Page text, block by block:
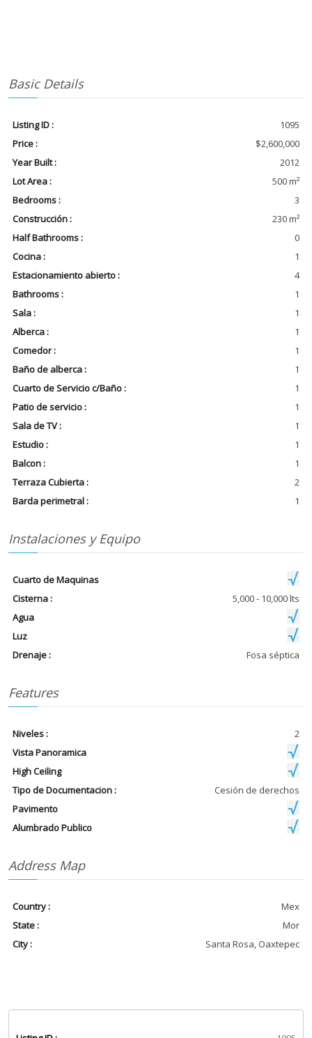
Basic Details
Listing ID :
1095
Price :
$2,600,000
Year Built :
2012
Lot Area :
500 m²
Bedrooms :
3
Construcción :
230 m²
Half Bathrooms :
0
Cocina :
1
Estacionamiento abierto :
4
Bathrooms :
1
Sala :
1
Alberca :
1
Comedor :
1
Baño de alberca :
1
Cuarto de Servicio c/Baño :
1
Patio de servicio :
1
Sala de TV :
1
Estudio :
1
Balcon :
1
Terraza Cubierta :
2
Barda perimetral :
1
Instalaciones y Equipo
Cuarto de Maquinas
Cisterna :
5,000 - 10,000 lts
Agua
Luz
Drenaje :
Fosa séptica
Features
Niveles :
2
Vista Panoramica
High Ceiling
Tipo de Documentacion :
Cesión de derechos
Pavimento
Alumbrado Publico
Address Map
Country :
Mex
State :
Mor
City :
Santa Rosa, Oaxtepec